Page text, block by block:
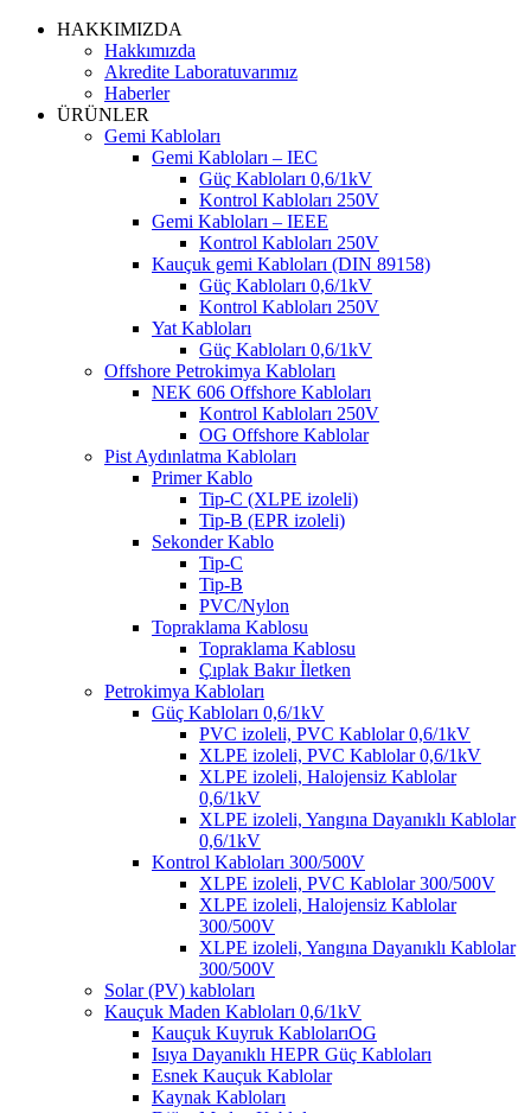
HAKKIMIZDA
Hakkımızda
Akredite Laboratuvarımız
Haberler
ÜRÜNLER
Gemi Kabloları
Gemi Kabloları – IEC
Güç Kabloları 0,6/1kV
Kontrol Kabloları 250V
Gemi Kabloları – IEEE
Kontrol Kabloları 250V
Kauçuk gemi Kabloları (DIN 89158)
Güç Kabloları 0,6/1kV
Kontrol Kabloları 250V
Yat Kabloları
Güç Kabloları 0,6/1kV
Offshore Petrokimya Kabloları
NEK 606 Offshore Kabloları
Kontrol Kabloları 250V
OG Offshore Kablolar
Pist Aydınlatma Kabloları
Primer Kablo
Tip-C (XLPE izoleli)
Tip-B (EPR izoleli)
Sekonder Kablo
Tip-C
Tip-B
PVC/Nylon
Topraklama Kablosu
Topraklama Kablosu
Çıplak Bakır İletken
Petrokimya Kabloları
Güç Kabloları 0,6/1kV
PVC izoleli, PVC Kablolar 0,6/1kV
XLPE izoleli, PVC Kablolar 0,6/1kV
XLPE izoleli, Halojensiz Kablolar
0,6/1kV
XLPE izoleli, Yangına Dayanıklı Kablolar
0,6/1kV
Kontrol Kabloları 300/500V
XLPE izoleli, PVC Kablolar 300/500V
XLPE izoleli, Halojensiz Kablolar
300/500V
XLPE izoleli, Yangına Dayanıklı Kablolar
300/500V
Solar (PV) kabloları
Kauçuk Maden Kabloları 0,6/1kV
Kauçuk Kuyruk KablolarıOG
Isıya Dayanıklı HEPR Güç Kabloları
Esnek Kauçuk Kablolar
Kaynak Kabloları